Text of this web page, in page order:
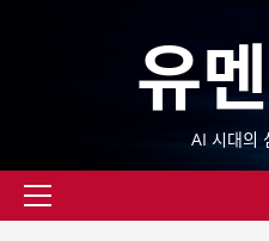
유
AI 시대의
Primary